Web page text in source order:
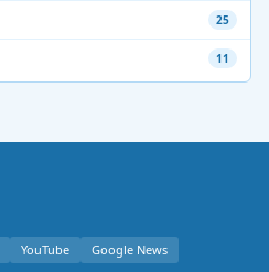
25
11
YouTube Google News